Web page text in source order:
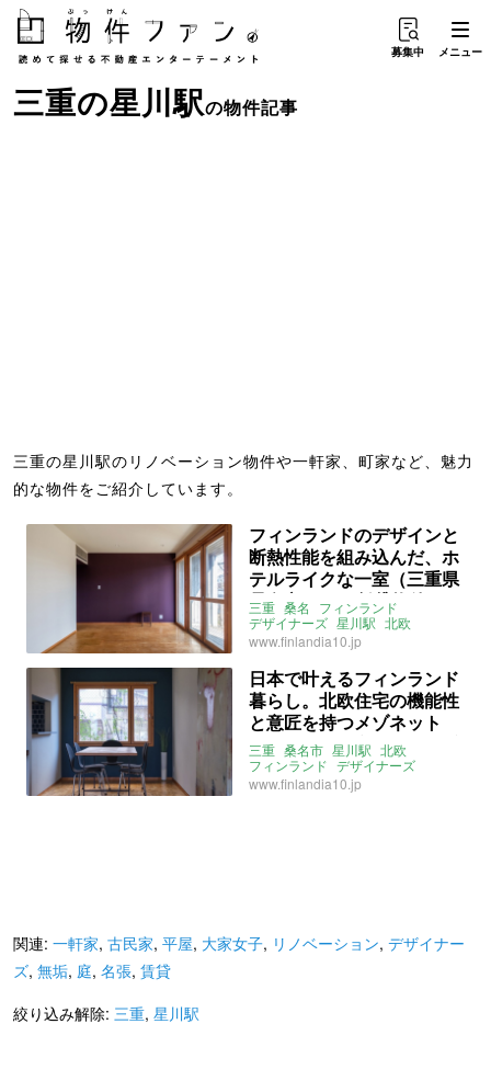
募集中 メニュー
三重の星川駅の物件記事
三重の星川駅のリノベーション物件や一軒家、町家など、魅力
的な物件をご紹介しています。
フィンランドのデザインと
断熱性能を組み込んだ、ホ
テルライクな一室（三重県
桑名市45㎡の賃貸物件）
三重 桑名
フィンランド
デザイナーズ 星川駅 北欧
家具付き 無垢 タイル
賃貸
www.finlandia10.jp
日本で叶えるフィンランド
暮らし。北欧住宅の機能性
と意匠を持つメゾネット
（三重県桑名市77㎡の賃貸
物件）
三重 桑名市 星川駅 北欧
フィンランド デザイナーズ
メゾネット マンション
無垢 タイル
ライター：山中みく
www.finlandia10.jp
関連: 一軒家, 古民家, 平屋, 大家女子, リノベーション, デザイナー
ズ, 無垢, 庭, 名張, 賃貸
絞り込み解除: 三重, 星川駅